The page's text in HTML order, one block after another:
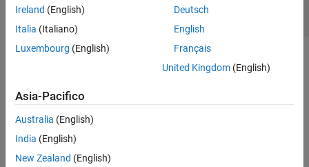
Ireland (English)
Italia (Italiano)
Luxembourg (English)
Deutsch
English
Français
United Kingdom(English)
Asia-Pacifico
Australia (English)
India (English)
New Zealand (English)